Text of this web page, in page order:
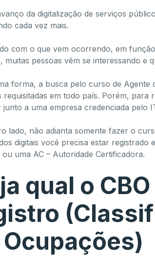
da digitalização de serviços
cada vez mais.
com o que vem ocorrendo, em
muitas pessoas vêm se interessando e
forma, a busca pelo curso de Agente
requisitadas em todo país. Porém,
junto a uma empresa credenciada pelo
lado, não adianta somente fazer o
digitais você precisa estar registrado
ou uma AC – Autoridade Certificadora.
qual o